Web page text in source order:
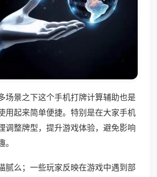
场景之下这个手机打牌计算辅助也是
用起来简单便捷。特别是在大家手机
调整牌型，提升游戏体验，避免影响
腻么；一些玩家反映在游戏中遇到部